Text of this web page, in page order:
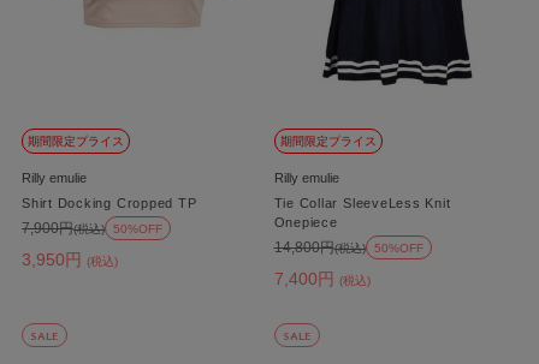
期間限定プライス
Rilly emulie
Shirt Docking Cropped TP
3,950円 (税込)
7,900円(税込) 50%OFF
期間限定プライス
Rilly emulie
Tie Collar SleeveLess Knit
Onepiece
7,400円 (税込)
14,800円(税込) 50%OFF
SALE SALE